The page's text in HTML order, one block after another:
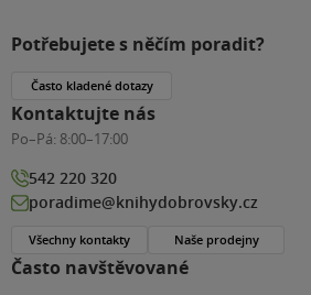
Často navštěvované
Potřebujete s něčím poradit?
Často kladené dotazy
Kontaktujte nás
Po–Pá: 8:00–17:00
542 220 320
poradime@knihydobrovsky.cz
Všechny kontakty Naše prodejny